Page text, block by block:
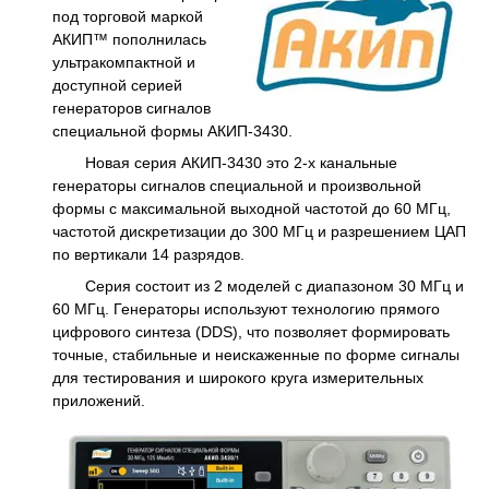
под торговой маркой
АКИП™ пополнилась
ультракомпактной и
доступной серией
генераторов сигналов
специальной формы АКИП-3430.
Новая серия АКИП-3430 это 2-х канальные
генераторы сигналов специальной и произвольной
формы с максимальной выходной частотой до 60 МГц,
частотой дискретизации до 300 МГц и разрешением ЦАП
по вертикали 14 разрядов.
Серия состоит из 2 моделей с диапазоном 30 МГц и
60 МГц. Генераторы используют технологию прямого
цифрового синтеза (DDS), что позволяет формировать
точные, стабильные и неискаженные по форме сигналы
для тестирования и широкого круга измерительных
приложений.